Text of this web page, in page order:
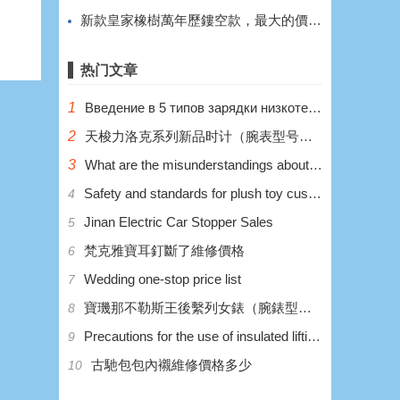
新款皇家橡樹萬年歷鏤空款，最大的價值在於鏤空。
热门文章
1
Введение в 5 типов зарядки низкотемпературных литиевых аккумуляторов
2
天梭力洛克系列新品时计（腕表型号：T006.407.22.033.00）
3 What are the misunderstandings about the wrong charging of low-temperature lithium batteries?
4 Safety and standards for plush toy customization
5 Jinan Electric Car Stopper Sales
6 梵克雅寶耳釘斷了維修價格
7 Wedding one-stop price list
8 寶璣那不勒斯王後繫列女錶（腕錶型號：8928BB/5P/944 DD0D）
9 Precautions for the use of insulated lifting platform
10 ​古馳包包內襯維修價格多少